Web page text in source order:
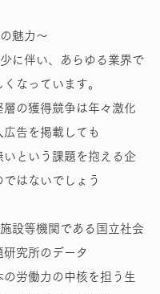
魅力～
に伴い、あらゆる業界で
なっています。
の獲得競争は年々激化
広告を掲載しても
いという課題を抱える企
はないでしょう
設等機関である国立社会
究所のデータ
の労働力の中核を担う生